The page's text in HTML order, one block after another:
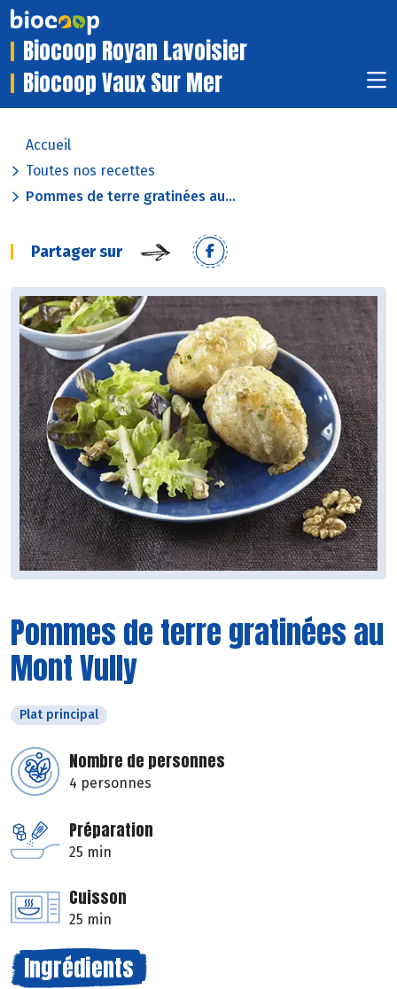
Biocoop Royan Lavoisier
Biocoop Vaux Sur Mer
Accueil
Toutes nos recettes
Pommes de terre gratinées au...
Partager sur
Pommes de terre gratinées au
Mont Vully
Plat principal
Nombre de personnes
4 personnes
Préparation
25 min
Cuisson
25 min
Ingrédients